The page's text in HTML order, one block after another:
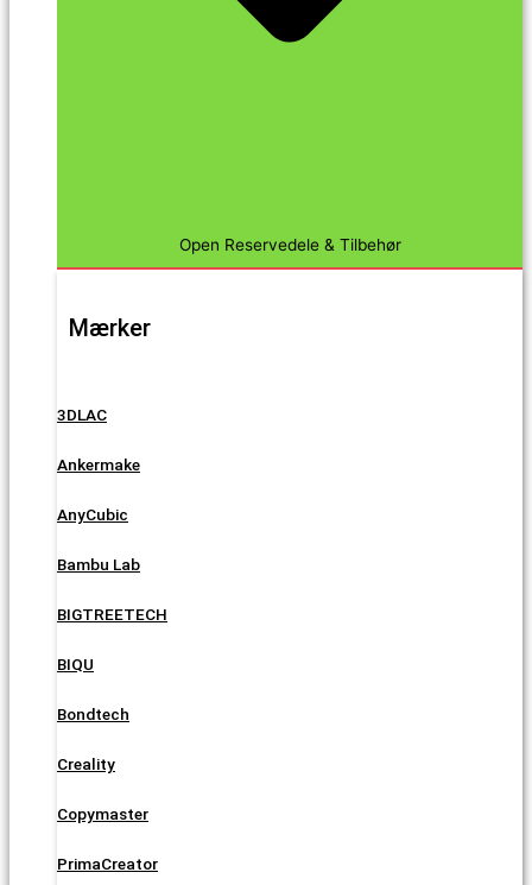
Open Reservedele & Tilbehør
Mærker
3DLAC
Ankermake
AnyCubic
Bambu Lab
BIGTREETECH
BIQU
Bondtech
Creality
Copymaster
PrimaCreator